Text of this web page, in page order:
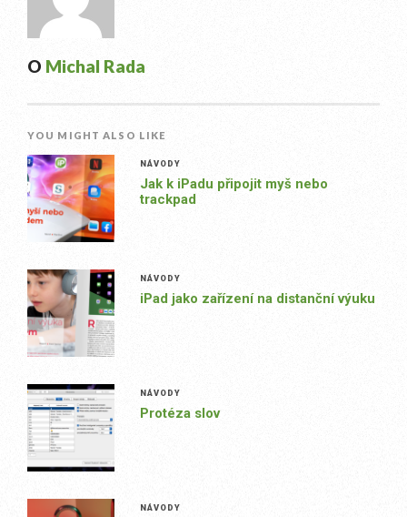
O Michal Rada
YOU MIGHT ALSO LIKE
NÁVODY
Jak k iPadu připojit myš nebo
trackpad
NÁVODY
iPad jako zařízení na distanční výuku
NÁVODY
Protéza slov
NÁVODY